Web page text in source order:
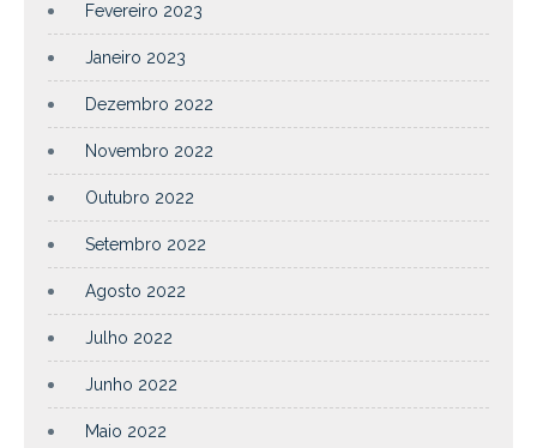
Fevereiro 2023
Janeiro 2023
Dezembro 2022
Novembro 2022
Outubro 2022
Setembro 2022
Agosto 2022
Julho 2022
Junho 2022
Maio 2022